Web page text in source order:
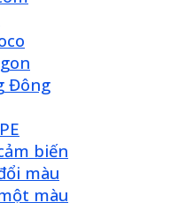
Đông
biến
màu
màu